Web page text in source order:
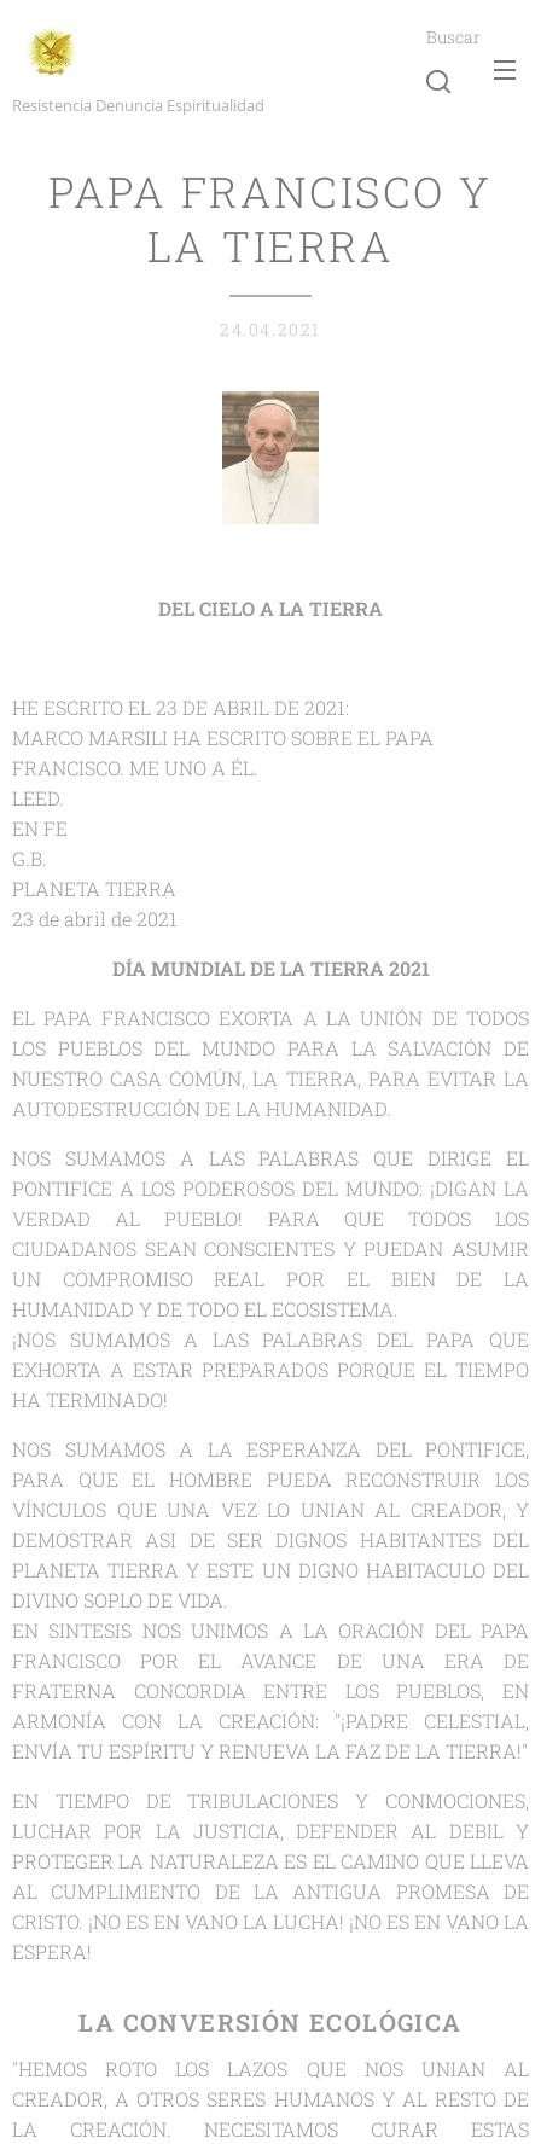
Resistencia Denuncia Espiritualidad
Buscar
PAPA FRANCISCO Y
LA TIERRA
24.04.2021
DEL CIELO A LA TIERRA
HE ESCRITO EL 23 DE ABRIL DE 2021:
MARCO MARSILI HA ESCRITO SOBRE EL PAPA
FRANCISCO. ME UNO A ÉL.
LEED.
EN FE
G.B.
PLANETA TIERRA
23 de abril de 2021
DÍA MUNDIAL DE LA TIERRA 2021
EL PAPA FRANCISCO EXORTA A LA UNIÓN DE TODOS
LOS PUEBLOS DEL MUNDO PARA LA SALVACIÓN DE
NUESTRO CASA COMÚN, LA TIERRA, PARA EVITAR LA
AUTODESTRUCCIÓN DE LA HUMANIDAD.
NOS SUMAMOS A LAS PALABRAS QUE DIRIGE EL
PONTIFICE A LOS PODEROSOS DEL MUNDO: ¡DIGAN LA
VERDAD AL PUEBLO! PARA QUE TODOS LOS
CIUDADANOS SEAN CONSCIENTES Y PUEDAN ASUMIR
UN COMPROMISO REAL POR EL BIEN DE LA
HUMANIDAD Y DE TODO EL ECOSISTEMA.
¡NOS SUMAMOS A LAS PALABRAS DEL PAPA QUE
EXHORTA A ESTAR PREPARADOS PORQUE EL TIEMPO
HA TERMINADO!
NOS SUMAMOS A LA ESPERANZA DEL PONTIFICE,
PARA QUE EL HOMBRE PUEDA RECONSTRUIR LOS
VÍNCULOS QUE UNA VEZ LO UNIAN AL CREADOR, Y
DEMOSTRAR ASI DE SER DIGNOS HABITANTES DEL
PLANETA TIERRA Y ESTE UN DIGNO HABITACULO DEL
DIVINO SOPLO DE VIDA.
EN SINTESIS NOS UNIMOS A LA ORACIÓN DEL PAPA
FRANCISCO POR EL AVANCE DE UNA ERA DE
FRATERNA CONCORDIA ENTRE LOS PUEBLOS, EN
ARMONÍA CON LA CREACIÓN: "¡PADRE CELESTIAL,
ENVÍA TU ESPÍRITU Y RENUEVA LA FAZ DE LA TIERRA!"
EN TIEMPO DE TRIBULACIONES Y CONMOCIONES,
LUCHAR POR LA JUSTICIA, DEFENDER AL DEBIL Y
PROTEGER LA NATURALEZA ES EL CAMINO QUE LLEVA
AL CUMPLIMIENTO DE LA ANTIGUA PROMESA DE
CRISTO. ¡NO ES EN VANO LA LUCHA! ¡NO ES EN VANO LA
ESPERA!
LA CONVERSIÓN ECOLÓGICA
"HEMOS ROTO LOS LAZOS QUE NOS UNIAN AL
CREADOR, A OTROS SERES HUMANOS Y AL RESTO DE
LA CREACIÓN. NECESITAMOS CURAR ESTAS